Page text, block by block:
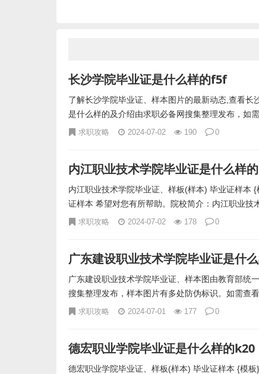
长沙学院毕业证是什么样的f5f
了解长沙学院毕业证、样本图片的最新动态,查看
是什么样的及介绍由求职必备网搜集整理发布，如需
求职攻略 2024-07-02 190 0
内江职业技术学院毕业证是什么样
内江职业技术学院毕业证、样板(样本) 毕业证样本
证样本 希望对您有所帮助。院校简介：内江职业技术
求职攻略 2024-07-02 178 0
广东建设职业技术学院毕业证是什
广东建设职业技术学院毕业证、样本图由教育部统
搜集整理发布，样本图片有多处防伪标识。如需查看
求职攻略 2024-07-01 177 0
德宏职业学院毕业证是什么样的k20
德宏职业学院毕业证、样板(样本) 毕业证样本 {模